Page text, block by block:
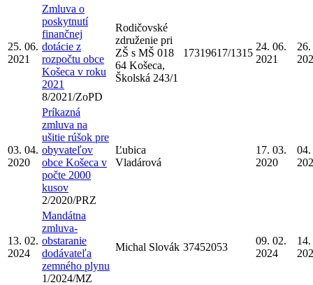
25. 06.
2021
Zmluva o
poskytnutí
finančnej
dotácie z
rozpočtu obce
Košeca v roku
2021
8/2021/ZoPD
Rodičovské
združenie pri
ZŠ s MŠ 018
64 Košeca,
Školská 243/1
17319617/1315
24. 06.
2021
03. 04.
2020
Príkazná
zmluva na
ušitie rúšok pre
obyvateľov
obce Košeca v
počte 2000
kusov
2/2020/PRZ
Ľubica
Vladárová
17. 03.
2020
04.
13. 02.
2024
Mandátna
zmluva-
obstaranie
dodávateľa
zemného plynu
1/2024/MZ
Michal Slovák 37452053
09. 02.
2024